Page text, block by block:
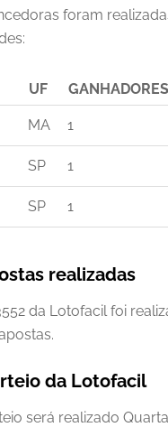
foram
UF GANHADORES
MA 1
SP 1
SP 1
realizadas
da Lotofacil foi
da Lotofacil
será realizado